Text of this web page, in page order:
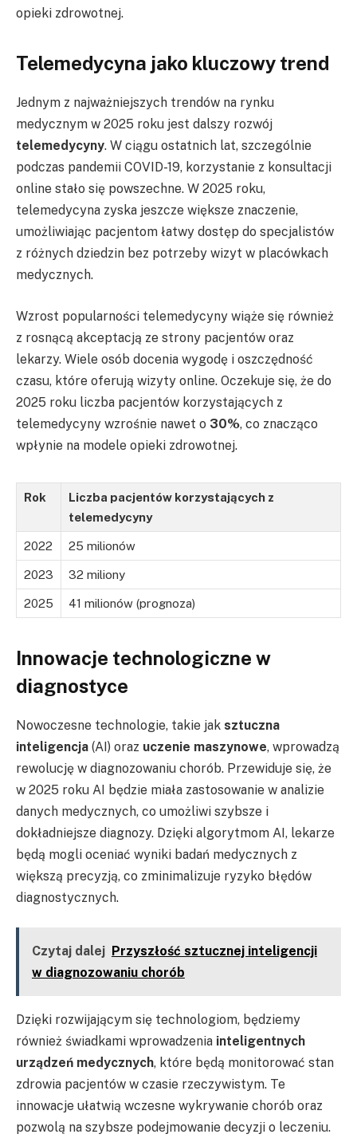
opieki zdrowotnej.
Telemedycyna jako kluczowy trend
Jednym z najważniejszych trendów na rynku
medycznym w 2025 roku jest dalszy rozwój
telemedycyny. W ciągu ostatnich lat, szczególnie
podczas pandemii COVID-19, korzystanie z konsultacji
online stało się powszechne. W 2025 roku,
telemedycyna zyska jeszcze większe znaczenie,
umożliwiając pacjentom łatwy dostęp do specjalistów
z różnych dziedzin bez potrzeby wizyt w placówkach
medycznych.
Wzrost popularności telemedycyny wiąże się również
z rosnącą akceptacją ze strony pacjentów oraz
lekarzy. Wiele osób docenia wygodę i oszczędność
czasu, które oferują wizyty online. Oczekuje się, że do
2025 roku liczba pacjentów korzystających z
telemedycyny wzrośnie nawet o 30%, co znacząco
wpłynie na modele opieki zdrowotnej.
Rok
Liczba pacjentów korzystających z
telemedycyny
2022 25 milionów
2023 32 miliony
2025 41 milionów (prognoza)
Innowacje technologiczne w
diagnostyce
Nowoczesne technologie, takie jak sztuczna
inteligencja (AI) oraz uczenie maszynowe, wprowadzą
rewolucję w diagnozowaniu chorób. Przewiduje się, że
w 2025 roku AI będzie miała zastosowanie w analizie
danych medycznych, co umożliwi szybsze i
dokładniejsze diagnozy. Dzięki algorytmom AI, lekarze
będą mogli oceniać wyniki badań medycznych z
większą precyzją, co zminimalizuje ryzyko błędów
diagnostycznych.
Czytaj dalej Przyszłość sztucznej inteligencji
w diagnozowaniu chorób
Dzięki rozwijającym się technologiom, będziemy
również świadkami wprowadzenia inteligentnych
urządzeń medycznych, które będą monitorować stan
zdrowia pacjentów w czasie rzeczywistym. Te
innowacje ułatwią wczesne wykrywanie chorób oraz
pozwolą na szybsze podejmowanie decyzji o leczeniu.